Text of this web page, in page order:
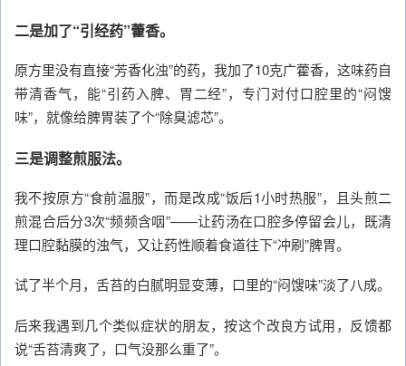
二是加了“引经药”藿香。
原方里没有直接“芳香化浊”的药，我加了10克广藿香，这味药自
带清香气，能“引药入脾、胃二经”，专门对付口腔里的“闷馊
味”，就像给脾胃装了个“除臭滤芯”。
三是调整煎服法。
我不按原方“食前温服”，而是改成“饭后1小时热服”，且头煎二
煎混合后分3次“频频含咽”——让药汤在口腔多停留会儿，既清
理口腔黏膜的浊气，又让药性顺着食道往下“冲刷”脾胃。
试了半个月，舌苔的白腻明显变薄，口里的“闷馊味”淡了八成。
后来我遇到几个类似症状的朋友，按这个改良方试用，反馈都
说“舌苔清爽了，口气没那么重了”。